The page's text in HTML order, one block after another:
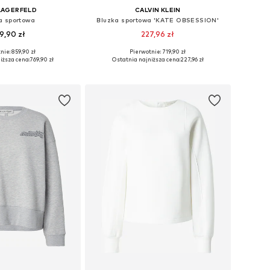
sportowa
zł
XS, S, M, L, XL
859,90 zł
cena:769,90 zł
CALVIN KLEIN
Bluzka sportowa 'KATE OBSESSION'
227,96 zł
Dostępne rozmiary: XS, S, M, L
Pierwotnie: 719,90 zł
Ostatnia najniższa cena:227,96 zł